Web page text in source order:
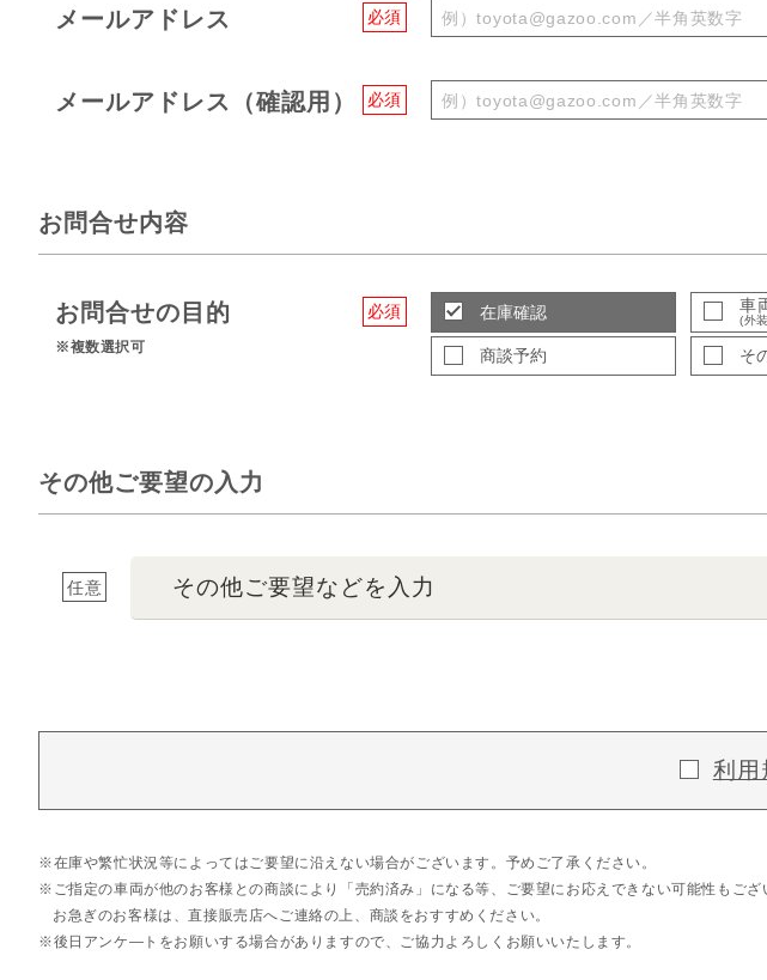
必須
メールアドレス
必須
メールアドレス（確認用）
お問合せ内容
必須
お問合せの目的
※複数選択可
在庫確認 車
(外
商談予約 そ
その他ご要望の入力
任意 その他ご要望などを入力
利用
在庫や繁忙状況等によってはご要望に沿えない場合がございます。予めご了承ください。
ご指定の車両が他のお客様との商談により「売約済み」になる等、ご要望にお応えできない可能性もござ
お急ぎのお客様は、直接販売店へご連絡の上、商談をおすすめください。
後日アンケ―トをお願いする場合がありますので、ご協力よろしくお願いいたします。